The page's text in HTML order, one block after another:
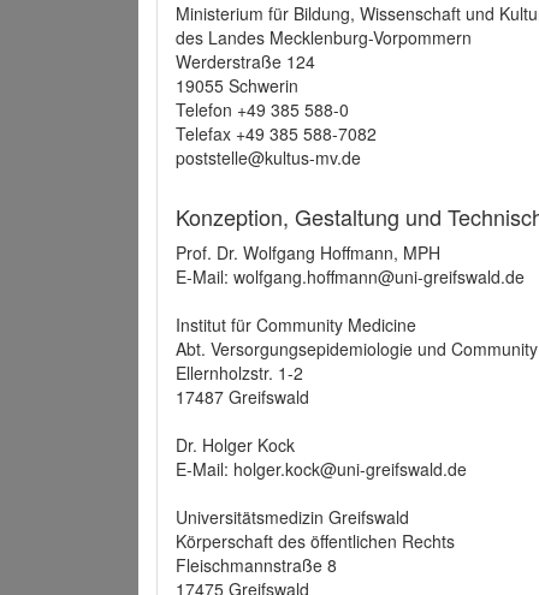
Ministerium für Bildung, Wissenschaft und
des Landes Mecklenburg-Vorpommern
Werderstraße 124
19055 Schwerin
Telefon +49 385 588-0
Telefax +49 385 588-7082
poststelle@kultus-mv.de
Konzeption, Gestaltung und
Prof. Dr. Wolfgang Hoffmann, MPH
E-Mail: wolfgang.hoffmann@uni-greifswald.de
Institut für Community Medicine
Abt. Versorgungsepidemiologie und
Ellernholzstr. 1-2
17487 Greifswald
Dr. Holger Kock
E-Mail: holger.kock@uni-greifswald.de
Universitätsmedizin Greifswald
Körperschaft des öffentlichen Rechts
Fleischmannstraße 8
17475 Greifswald